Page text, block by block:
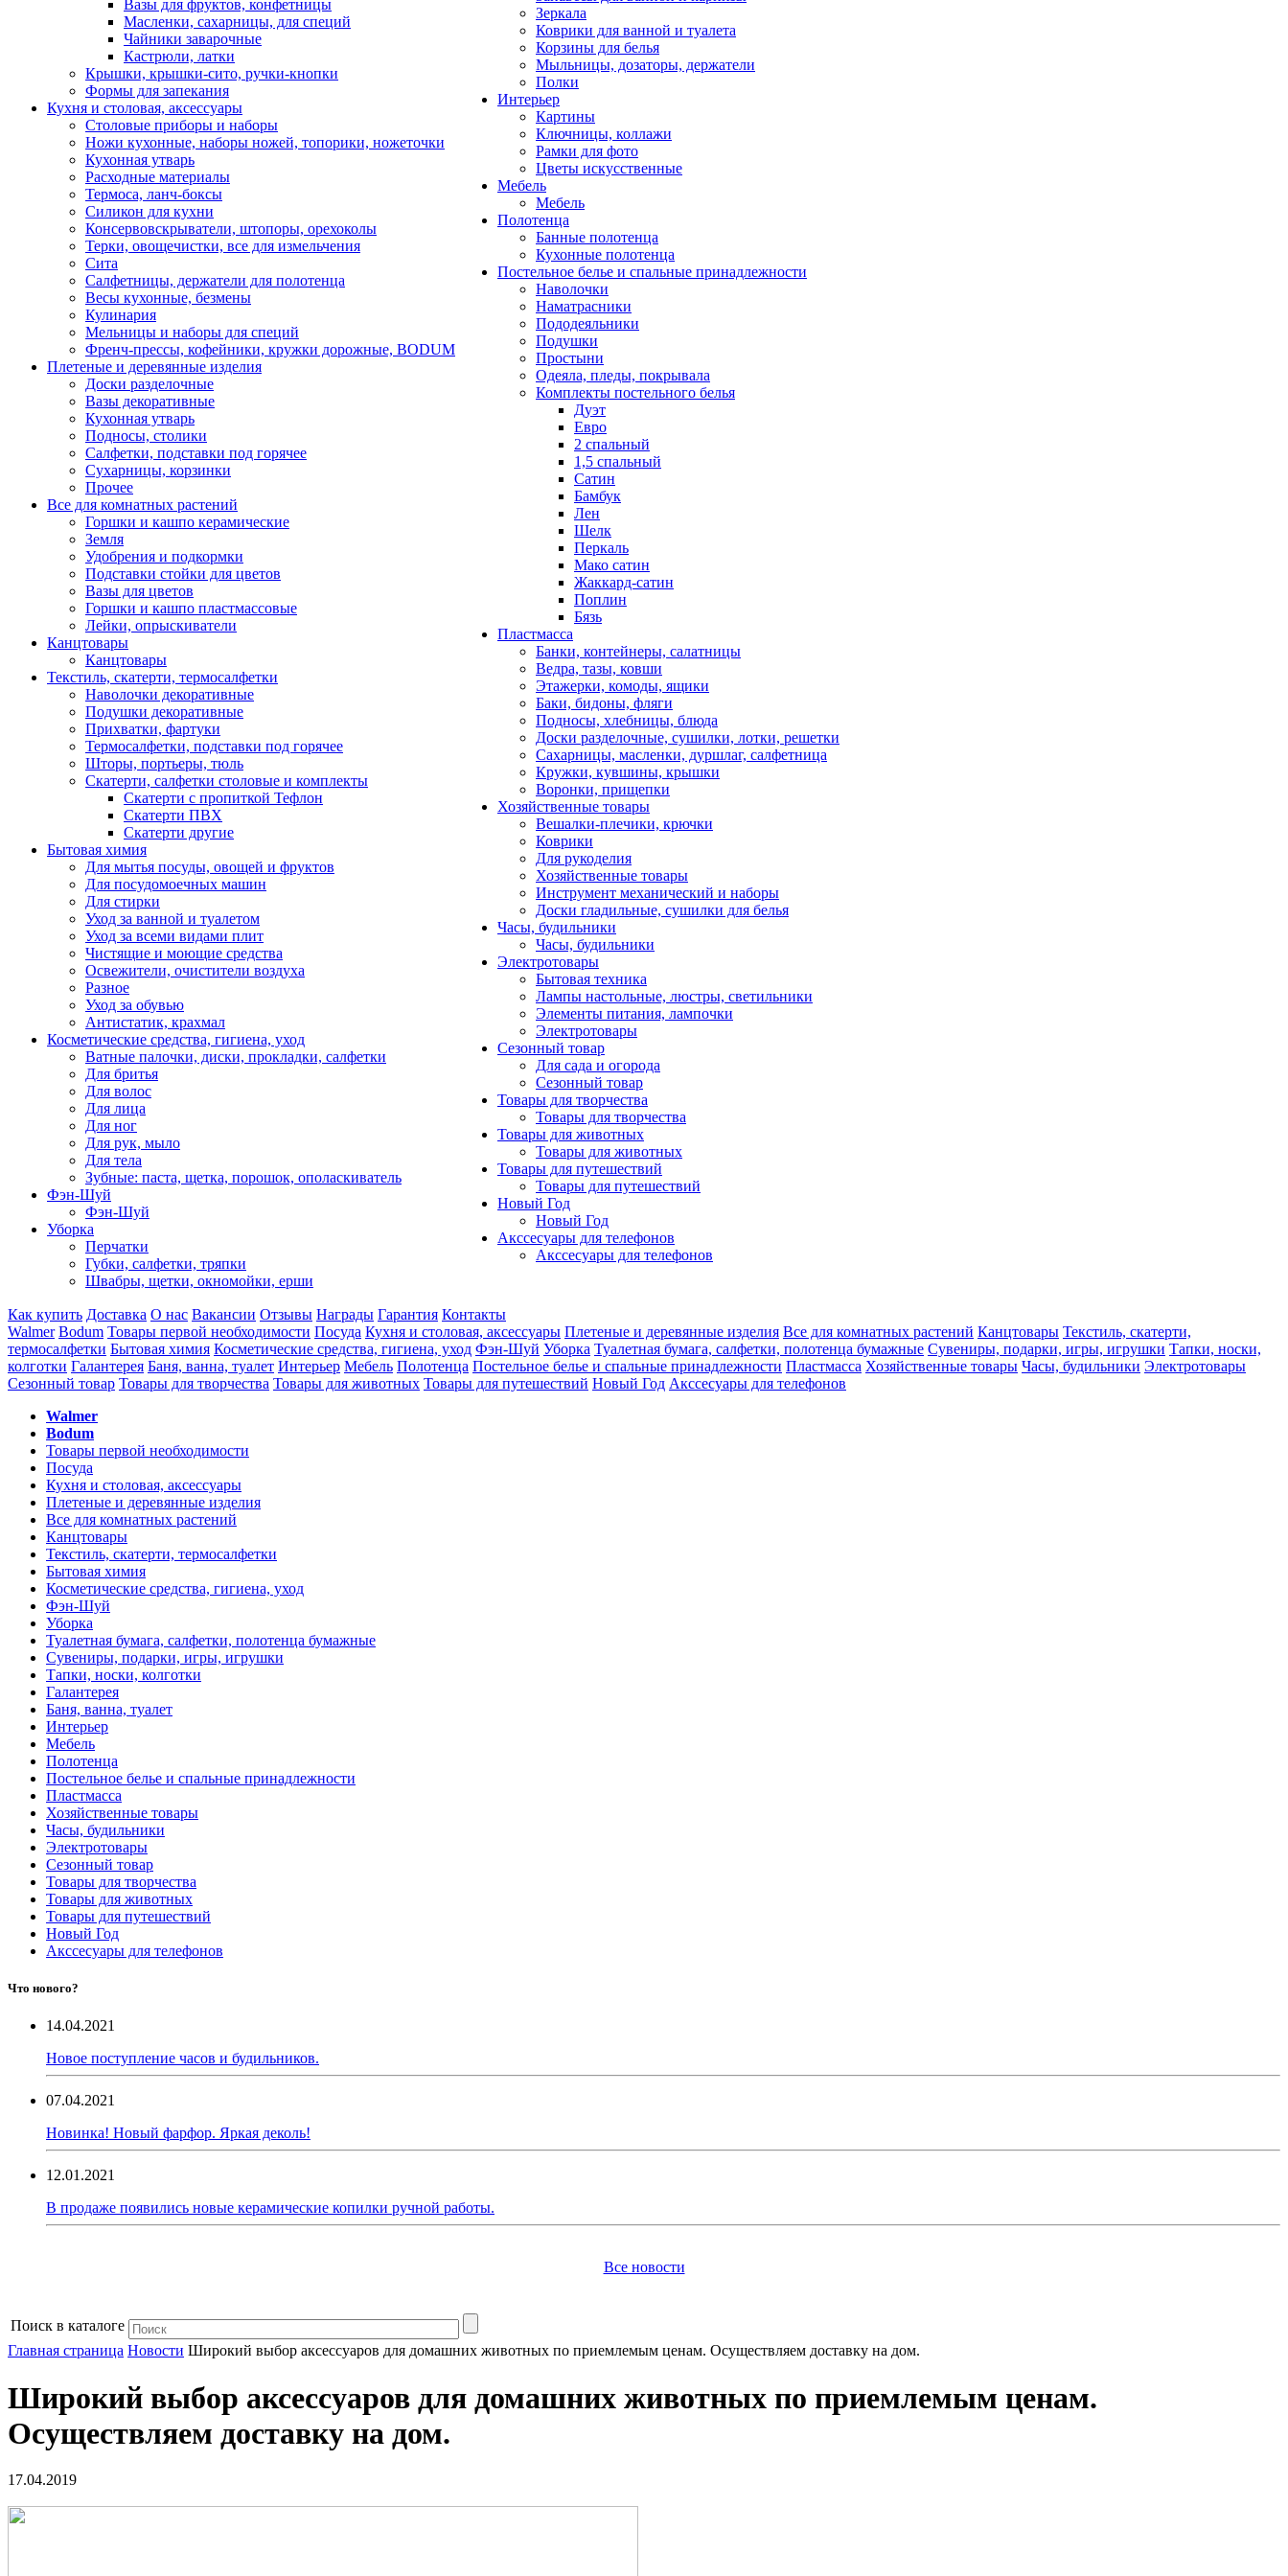
Вазы для фруктов, конфетницы
Масленки, сахарницы, для специй
Чайники заварочные
Кастрюли, латки
Крышки, крышки-сито, ручки-кнопки
Формы для запекания
Кухня и столовая, аксессуары
Столовые приборы и наборы
Ножи кухонные, наборы ножей, топорики, ножеточки
Кухонная утварь
Расходные материалы
Термоса, ланч-боксы
Силикон для кухни
Консервовскрыватели, штопоры, орехоколы
Терки, овощечистки, все для измельчения
Сита
Салфетницы, держатели для полотенца
Весы кухонные, безмены
Кулинария
Мельницы и наборы для специй
Френч-прессы, кофейники, кружки дорожные, BODUM
Плетеные и деревянные изделия
Доски разделочные
Вазы декоративные
Кухонная утварь
Подносы, столики
Салфетки, подставки под горячее
Сухарницы, корзинки
Прочее
Все для комнатных растений
Горшки и кашпо керамические
Земля
Удобрения и подкормки
Подставки стойки для цветов
Вазы для цветов
Горшки и кашпо пластмассовые
Лейки, опрыскиватели
Канцтовары
Канцтовары
Текстиль, скатерти, термосалфетки
Наволочки декоративные
Подушки декоративные
Прихватки, фартуки
Термосалфетки, подставки под горячее
Шторы, портьеры, тюль
Скатерти, салфетки столовые и комплекты
Скатерти с пропиткой Тефлон
Скатерти ПВХ
Скатерти другие
Бытовая химия
Для мытья посуды, овощей и фруктов
Для посудомоечных машин
Для стирки
Уход за ванной и туалетом
Уход за всеми видами плит
Чистящие и моющие средства
Освежители, очистители воздуха
Разное
Уход за обувью
Антистатик, крахмал
Косметические средства, гигиена, уход
Ватные палочки, диски, прокладки, салфетки
Для бритья
Для волос
Для лица
Для ног
Для рук, мыло
Для тела
Зубные: паста, щетка, порошок, ополаскиватель
Фэн-Шуй
Фэн-Шуй
Уборка
Перчатки
Губки, салфетки, тряпки
Швабры, щетки, окномойки, ерши
Зеркала
Коврики для ванной и туалета
Корзины для белья
Мыльницы, дозаторы, держатели
Полки
Интерьер
Картины
Ключницы, коллажи
Рамки для фото
Цветы искусственные
Мебель
Мебель
Полотенца
Банные полотенца
Кухонные полотенца
Постельное белье и спальные принадлежности
Наволочки
Наматрасники
Пододеяльники
Подушки
Простыни
Одеяла, пледы, покрывала
Комплекты постельного белья
Дуэт
Евро
2 спальный
1,5 спальный
Сатин
Бамбук
Лен
Шелк
Перкаль
Мако сатин
Жаккард-сатин
Поплин
Бязь
Пластмасса
Банки, контейнеры, салатницы
Ведра, тазы, ковши
Этажерки, комоды, ящики
Баки, бидоны, фляги
Подносы, хлебницы, блюда
Доски разделочные, сушилки, лотки, решетки
Сахарницы, масленки, дуршлаг, салфетница
Кружки, кувшины, крышки
Воронки, прищепки
Хозяйственные товары
Вешалки-плечики, крючки
Коврики
Для рукоделия
Хозяйственные товары
Инструмент механический и наборы
Доски гладильные, сушилки для белья
Часы, будильники
Часы, будильники
Электротовары
Бытовая техника
Лампы настольные, люстры, светильники
Элементы питания, лампочки
Электротовары
Сезонный товар
Для сада и огорода
Сезонный товар
Товары для творчества
Товары для творчества
Товары для животных
Товары для животных
Товары для путешествий
Товары для путешествий
Новый Год
Новый Год
Акссесуары для телефонов
Акссесуары для телефонов
Как купить Доставка О нас Вакансии Отзывы Награды Гарантия Контакты
Walmer Bodum Товары первой необходимости Посуда Кухня и столовая, аксессуары Плетеные и деревянные изделия Все для комнатных растений Канцтовары Текстиль, скатерти,
термосалфетки Бытовая химия Косметические средства, гигиена, уход Фэн-Шуй Уборка Туалетная бумага, салфетки, полотенца бумажные Сувениры, подарки, игры, игрушки Тапки, носки,
колготки Галантерея Баня, ванна, туалет Интерьер Мебель Полотенца Постельное белье и спальные принадлежности Пластмасса Хозяйственные товары Часы, будильники Электротовары
Сезонный товар Товары для творчества Товары для животных Товары для путешествий Новый Год Акссесуары для телефонов
Walmer
Bodum
Товары первой необходимости
Посуда
Кухня и столовая, аксессуары
Плетеные и деревянные изделия
Все для комнатных растений
Канцтовары
Текстиль, скатерти, термосалфетки
Бытовая химия
Косметические средства, гигиена, уход
Фэн-Шуй
Уборка
Туалетная бумага, салфетки, полотенца бумажные
Сувениры, подарки, игры, игрушки
Тапки, носки, колготки
Галантерея
Баня, ванна, туалет
Интерьер
Мебель
Полотенца
Постельное белье и спальные принадлежности
Пластмасса
Хозяйственные товары
Часы, будильники
Электротовары
Сезонный товар
Товары для творчества
Товары для животных
Товары для путешествий
Новый Год
Акссесуары для телефонов
Что нового?
14.04.2021
Новое поступление часов и будильников.
07.04.2021
Новинка! Новый фарфор. Яркая деколь!
12.01.2021
В продаже появились новые керамические копилки ручной работы.
Все новости
Поиск в каталоге
Главная страница Новости Широкий выбор аксессуаров для домашних животных по приемлемым ценам. Осуществляем доставку на дом.
Широкий выбор аксессуаров для домашних животных по приемлемым ценам.
Осуществляем доставку на дом.
17.04.2019